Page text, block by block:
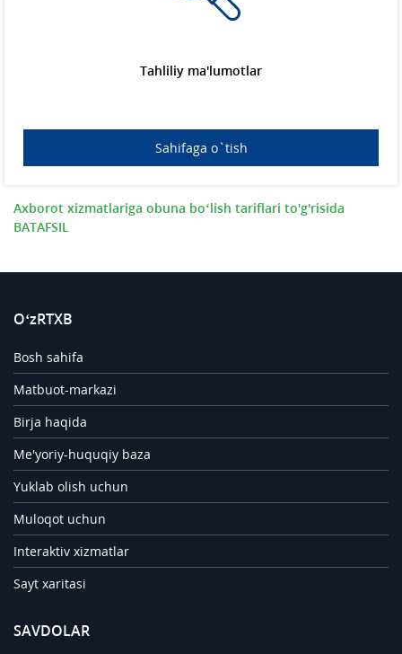
Tahliliy ma'lumotlar
Sahifaga o`tish
Axborot xizmatlariga obuna bo‘lish tariflari to'g'risida
BATAFSIL
O‘zRTXB
Bosh sahifa
Matbuot-markazi
Birja haqida
Me'yoriy-huquqiy baza
Yuklab olish uchun
Muloqot uchun
Interaktiv xizmatlar
Sayt xaritasi
SAVDOLAR